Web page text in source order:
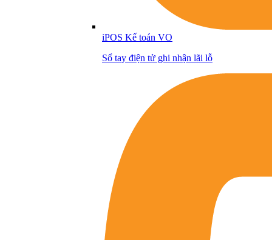
iPOS Kế toán VO
Sổ tay điện tử ghi nhận lãi lỗ